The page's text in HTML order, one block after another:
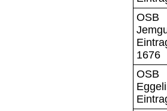
OSB
1676
OSB